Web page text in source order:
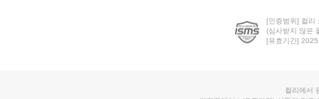
[인증범위] 컬리
(심사받지 않은
[유효기간]
컬리에서